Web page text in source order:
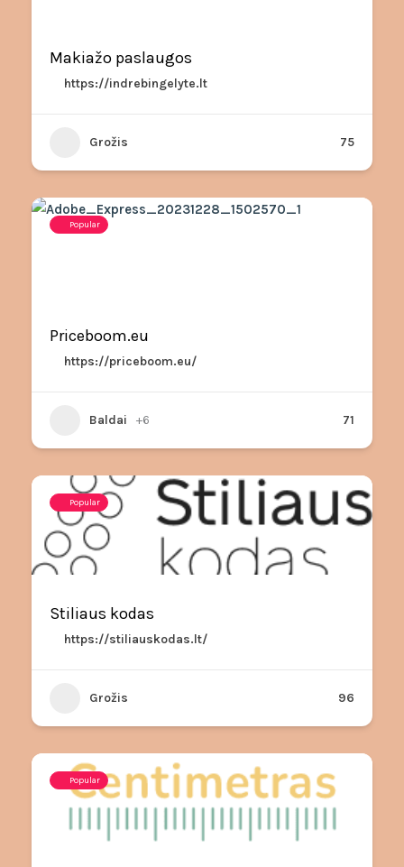
Makiažo paslaugos
https://indrebingelyte.lt
Grožis 75
Popular
Priceboom.eu
https://priceboom.eu/
Baldai +6 71
Popular
Stiliaus kodas
https://stiliauskodas.lt/
Grožis 96
Popular